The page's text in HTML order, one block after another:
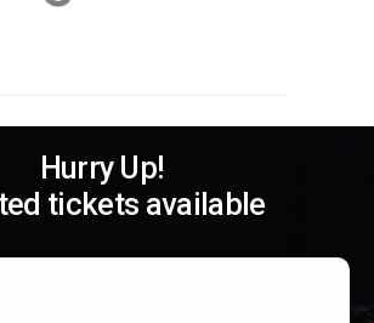
Hurry Up!
tickets available